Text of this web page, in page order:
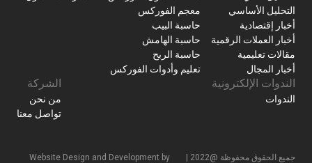
التحليل الأساسي
أخبار إقتصادية
أخبار العملات الرقمية
مقالات تعليمية
أخبار المجال
معجم الفوركس
حاسبة البيب
حاسبة الهامش
حاسبة الربح
تعليم وأدوات الفوركس
الندوات الإلكترونية
الندوات
الشركة
من نحن
تواصل معنا
جميع الحقوق محفوظة @2022 |
Website Design and Development by